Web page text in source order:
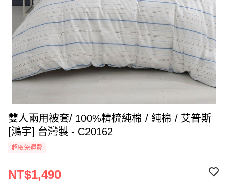
雙人兩用被套/ 100%精梳純棉 / 純棉 / 艾普斯
[鴻宇] 台灣製 - C20162
超取免運費
NT$1,490